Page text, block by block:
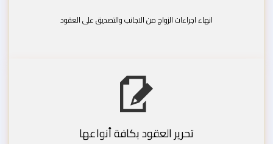
انهاء اجراءات الزواج من الاجانب والتصديق على العقود
تحرير العقود بكافة أنواعها